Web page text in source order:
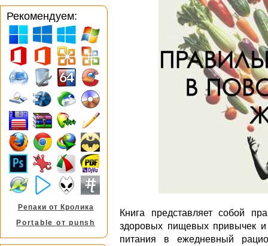
Книга представляет собой
здоровых пищевых привычек и
питания в ежедневный
Рекомендуем:
Репаки от Кролика
Portable от punsh